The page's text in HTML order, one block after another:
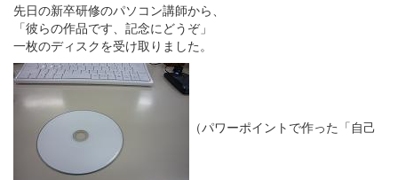
先日の新卒研修のパソコン講師から、
「彼らの作品です、記念にどうぞ」
一枚のディスクを受け取りました。
（パワーポイントで作った「自己